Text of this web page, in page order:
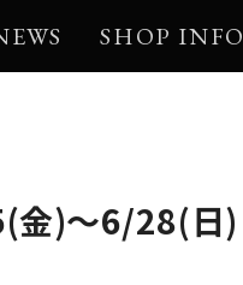
SHOP INFO
金)～6/28(日)